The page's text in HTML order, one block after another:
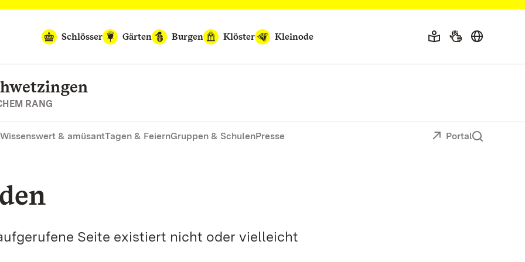
Schlösser Gärten Burgen Klöster Kleinode
RANG
Wissenswert & amüsantTagen & FeiernGruppen & SchulenPresse Portal
Seite existiert nicht oder vielleicht